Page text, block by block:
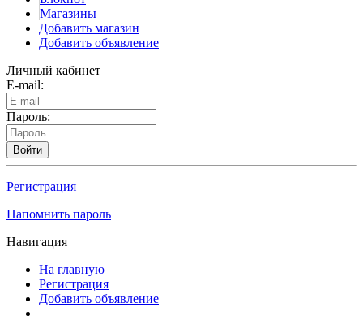
Магазины
Добавить магазин
Добавить объявление
Личный кабинет
E-mail:
Пароль:
Войти
Регистрация
Напомнить пароль
Навигация
На главную
Регистрация
Добавить объявление